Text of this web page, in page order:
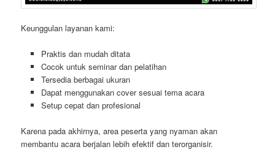
Keunggulan layanan kami:
Praktis dan mudah ditata
Cocok untuk seminar dan pelatihan
Tersedia berbagai ukuran
Dapat menggunakan cover sesuai tema acara
Setup cepat dan profesional
Karena pada akhirnya, area peserta yang nyaman akan
membantu acara berjalan lebih efektif dan terorganisir.